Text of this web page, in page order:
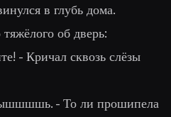
в глубь дома.
об дверь:
- Кричал сквозь слёзы
- То ли прошипела